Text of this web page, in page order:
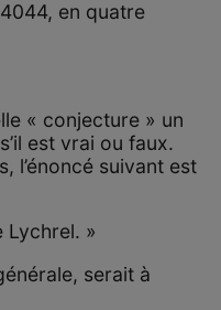
en quatre
« conjecture » un
est vrai ou faux.
l’énoncé suivant est
Lychrel. »
serait à